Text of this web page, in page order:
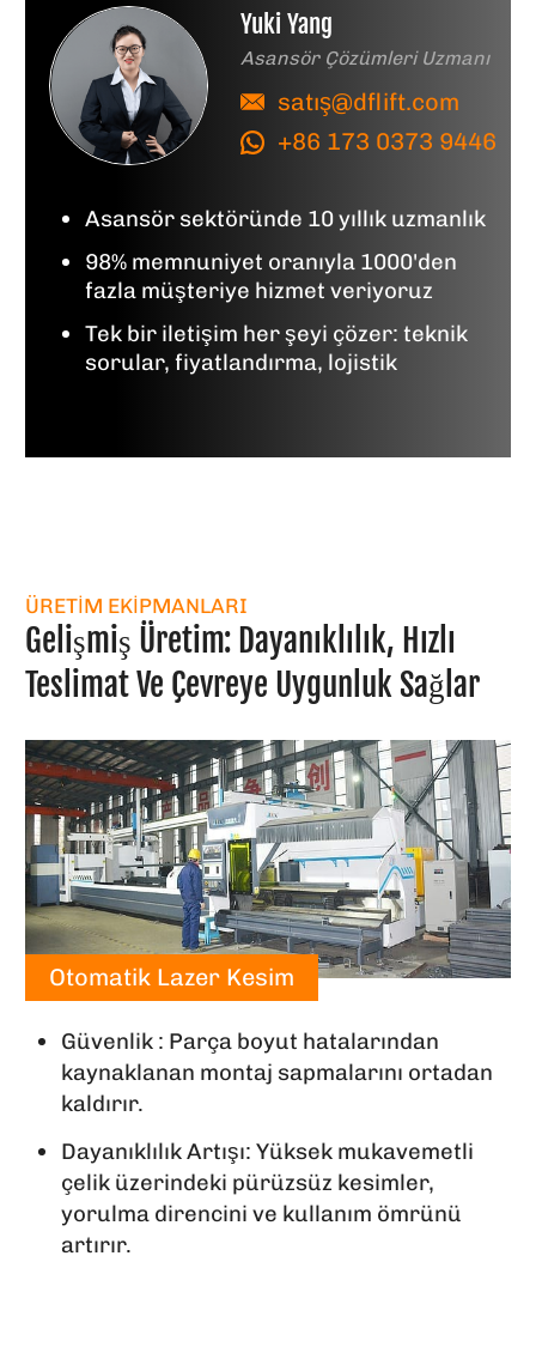
Yuki Yang
Asansör Çözümleri Uzmanı
satış@dflift.com
+86 173 0373 9446
Asansör sektöründe 10 yıllık uzmanlık
98% memnuniyet oranıyla 1000'den
fazla müşteriye hizmet veriyoruz
Tek bir iletişim her şeyi çözer: teknik
sorular, fiyatlandırma, lojistik
ÜRETIM EKIPMANLARI
Gelişmiş Üretim: Dayanıklılık, Hızlı
Teslimat Ve Çevreye Uygunluk Sağlar
Otomatik Lazer Kesim
Güvenlik : Parça boyut hatalarından
kaynaklanan montaj sapmalarını ortadan
kaldırır.
Dayanıklılık Artışı: Yüksek mukavemetli
çelik üzerindeki pürüzsüz kesimler,
yorulma direncini ve kullanım ömrünü
artırır.